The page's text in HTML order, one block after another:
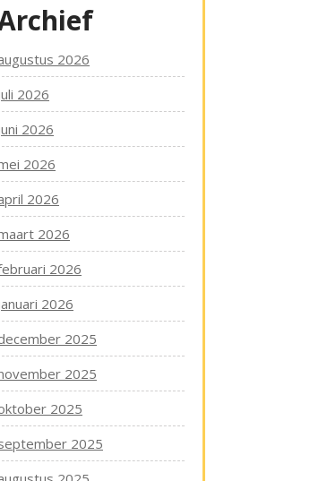
2026
2026
2026
2026
2026
2026
2026
2026
2025
2025
2025
2025